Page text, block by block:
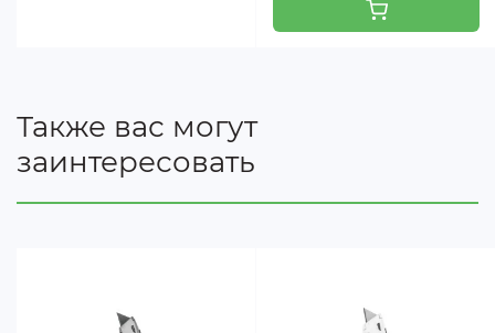
Также вас могут
заинтересовать